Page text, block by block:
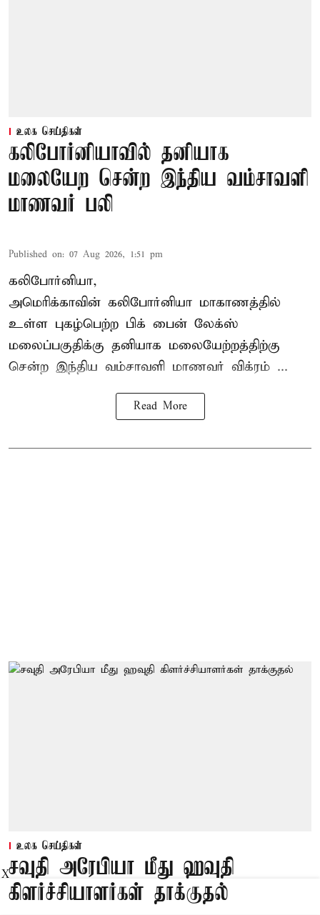
உலக செய்திகள்
கலிபோர்னியாவில் தனியாக
மலையேற சென்ற இந்திய வம்சாவளி
மாணவர் பலி
Published on: 07 Aug 2026, 1:51 pm
கலிபோர்னியா,
அமெரிக்காவின் கலிபோர்னியா மாகாணத்தில்
உள்ள புகழ்பெற்ற பிக் பைன் லேக்ஸ்
மலைப்பகுதிக்கு தனியாக மலையேற்றத்திற்கு
சென்ற இந்திய வம்சாவளி மாணவர் விக்ரம் ...
Read More
உலக செய்திகள்
சவுதி அரேபியா மீது ஹவுதி
கிளர்ச்சியாளர்கள் தாக்குதல்
X